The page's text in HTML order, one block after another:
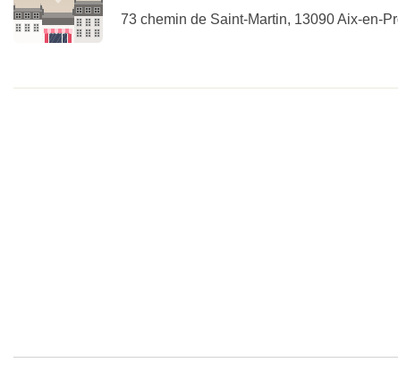
73 chemin de Saint-Martin, 13090 Aix-en-